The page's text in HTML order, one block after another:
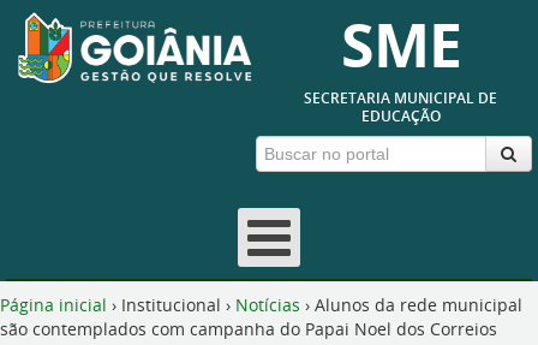
SME
SECRETARIA MUNICIPAL DE
EDUCAÇÃO
Página inicial › Institucional › Notícias › Alunos da rede municipal
são contemplados com campanha do Papai Noel dos Correios